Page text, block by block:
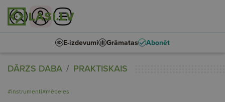
E-izdevumi Grāmatas Abonēt
DĀRZS DABA PRAKTISKAIS
#instrumenti#mēbeles